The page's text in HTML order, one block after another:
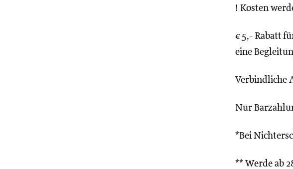
! Kosten
€ 5,- Rabatt
eine
Verbindliche
Nur
*Bei
** Werde ab